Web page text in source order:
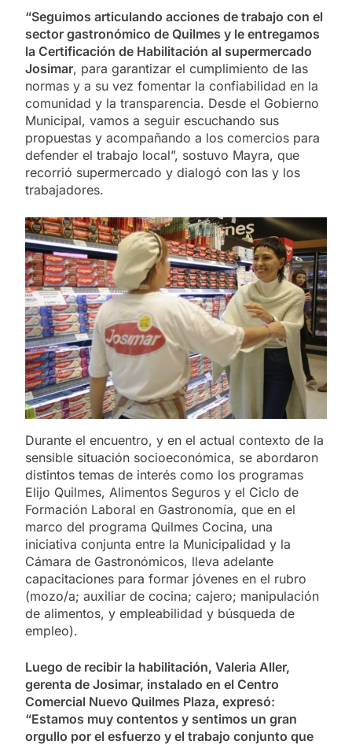
“Seguimos articulando acciones de trabajo con el
sector gastronómico de Quilmes y le entregamos
la Certificación de Habilitación al supermercado
Josimar, para garantizar el cumplimiento de las
normas y a su vez fomentar la confiabilidad en la
comunidad y la transparencia. Desde el Gobierno
Municipal, vamos a seguir escuchando sus
propuestas y acompañando a los comercios para
defender el trabajo local”, sostuvo Mayra, que
recorrió supermercado y dialogó con las y los
trabajadores.
Durante el encuentro, y en el actual contexto de la
sensible situación socioeconómica, se abordaron
distintos temas de interés como los programas
Elijo Quilmes, Alimentos Seguros y el Ciclo de
Formación Laboral en Gastronomía, que en el
marco del programa Quilmes Cocina, una
iniciativa conjunta entre la Municipalidad y la
Cámara de Gastronómicos, lleva adelante
capacitaciones para formar jóvenes en el rubro
(mozo/a; auxiliar de cocina; cajero; manipulación
de alimentos, y empleabilidad y búsqueda de
empleo).
Luego de recibir la habilitación, Valeria Aller,
gerenta de Josimar, instalado en el Centro
Comercial Nuevo Quilmes Plaza, expresó:
“Estamos muy contentos y sentimos un gran
orgullo por el esfuerzo y el trabajo conjunto que